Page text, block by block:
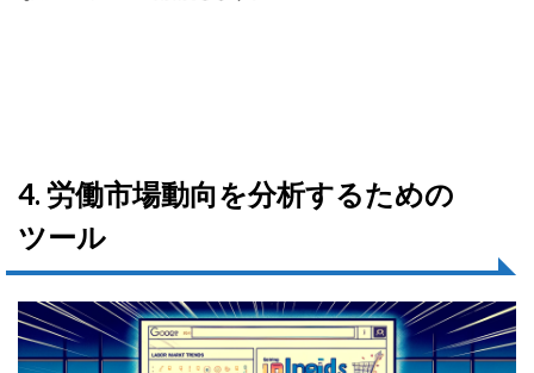
4. 労働市場動向を分析するための
ツール